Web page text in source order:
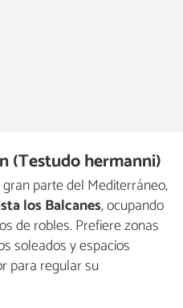
(Testudo hermanni)
parte del Mediterráneo,
los Balcanes, ocupando
de robles. Prefiere zonas
soleados y espacios
para regular su